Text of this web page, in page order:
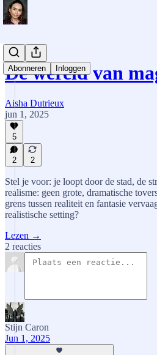
Abonneren Inloggen
De wereld van
Aisha Dutrieux
jun 1, 2025
5
2 2
Stel je voor: je loopt door de stad, de
realisme: geen grote, dramatische
grens tussen realiteit en fantasie
realistische setting?
Lezen →
2 reacties
Stijn Caron
Jun 1, 2025